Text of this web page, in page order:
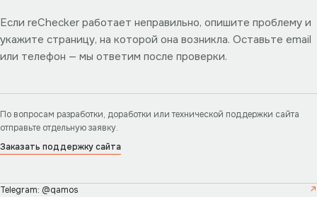
Если reChecker работает неправильно, опишите проблему и
укажите страницу, на которой она возникла. Оставьте email
или телефон — мы ответим после проверки.
По вопросам разработки, доработки или технической поддержки сайта
отправьте отдельную заявку.
Заказать поддержку сайта
Telegram: @qamos